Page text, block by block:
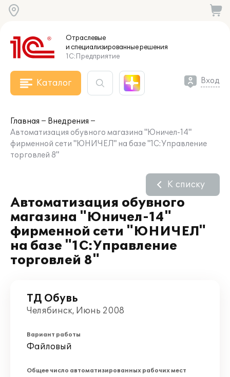
Отраслевые
и специализированныерешения
1С:Предприятие
Каталог Вход
Главная
Внедрения
Автоматизация обувного магазина "Юничел-14"
фирменной сети "ЮНИЧЕЛ" на базе "1С:Управление
торговлей 8"
Автоматизация обувного
магазина "Юничел-14"
фирменной сети "ЮНИЧЕЛ"
на базе "1С:Управление
торговлей 8"
К списку
ТД Обувь
Челябинск, Июнь 2008
Вариант работы
Файловый
Общее число автоматизированных рабочих мест